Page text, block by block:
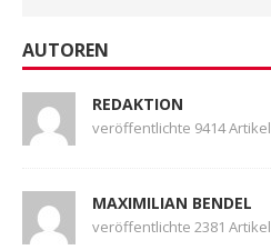
AUTOREN
REDAKTION
veröffentlichte 9414 Artikel
MAXIMILIAN BENDEL
veröffentlichte 2381 Artikel